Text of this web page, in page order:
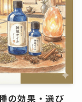
の効果・選び